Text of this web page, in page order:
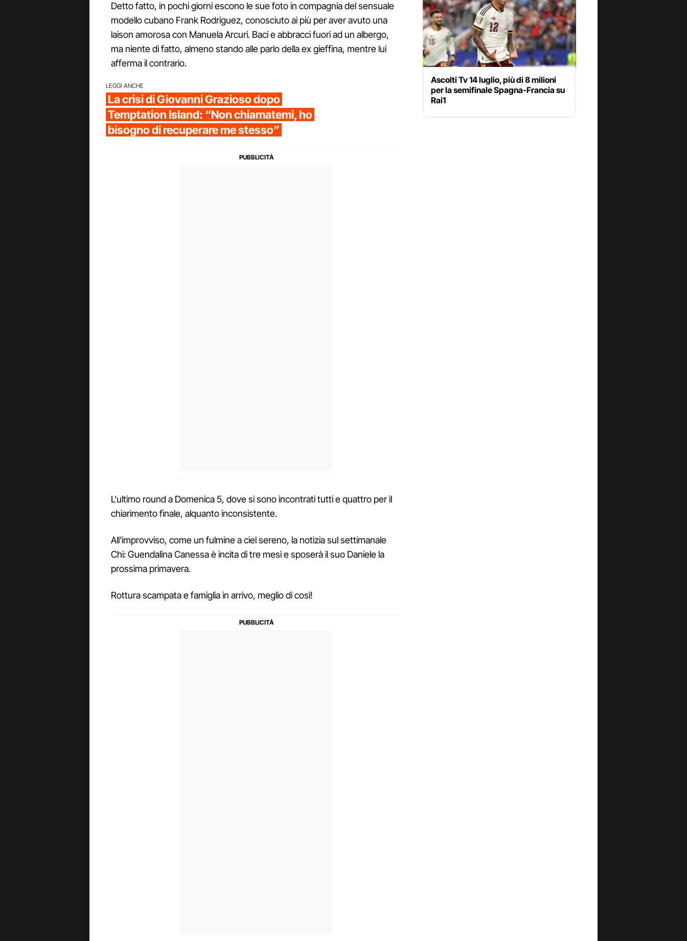
Detto fatto, in pochi giorni escono le sue foto in compagnia del sensuale
modello cubano Frank Rodriguez, conosciuto ai più per aver avuto una
laison amorosa con Manuela Arcuri. Baci e abbracci fuori ad un albergo,
ma niente di fatto, almeno stando alle parlo della ex gieffina, mentre lui
afferma il contrario.
LEGGI ANCHE
La crisi di Giovanni Grazioso dopo
Temptation Island: “Non chiamatemi, ho
bisogno di recuperare me stesso”
L'ultimo round a Domenica 5, dove si sono incontrati tutti e quattro per il
chiarimento finale, alquanto inconsistente.
All'improvviso, come un fulmine a ciel sereno, la notizia sul settimanale
Chi: Guendalina Canessa è incita di tre mesi e sposerà il suo Daniele la
prossima primavera.
Rottura scampata e famiglia in arrivo, meglio di così!
Ascolti Tv 14 luglio, più di 8 milioni
per la semifinale Spagna-Francia su
Rai1